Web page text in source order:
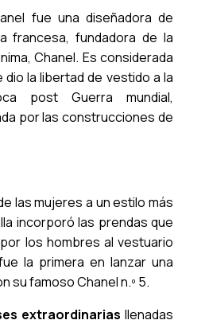
fue una diseñadora de
francesa, fundadora de la
Chanel. Es considerada
la libertad de vestido a la
post Guerra mundial,
por las construcciones de
las mujeres a un estilo más
incorporó las prendas que
los hombres al vestuario
la primera en lanzar una
su famoso Chanel n.º 5.
extraordinarias llenadas